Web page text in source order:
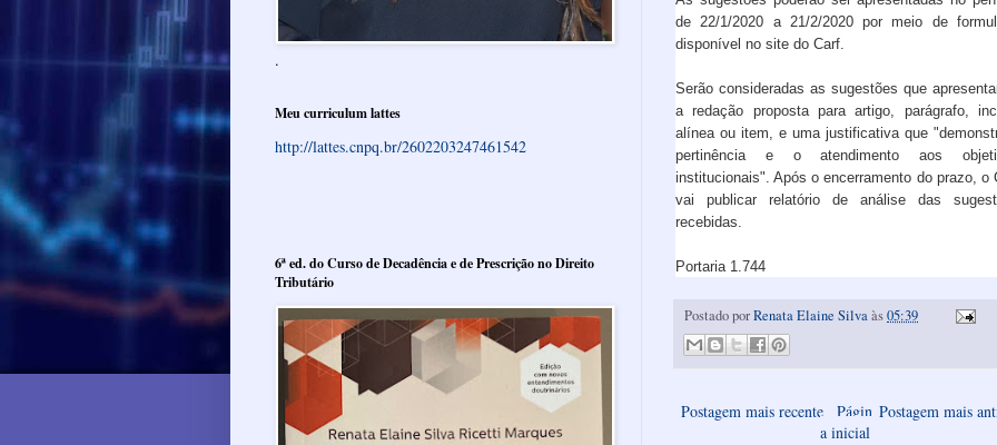
de 22/1/2020 a 21/2/2020 por meio de
disponível no site do Carf.
Serão consideradas as sugestões que
a redação proposta para artigo, parágrafo,
alínea ou item, e uma justificativa que
pertinência e o atendimento aos
institucionais". Após o encerramento do prazo, o
vai publicar relatório de análise das
recebidas.
Portaria 1.744
Postado porRenata Elaine Silvaàs05:39
Postagem mais recente Postagem mais
Págin
a inicial
.
Meu curriculum lattes
http://lattes.cnpq.br/2602203247461542
6ª ed. do Curso de Decadência e de Prescrição no Direito
Tributário